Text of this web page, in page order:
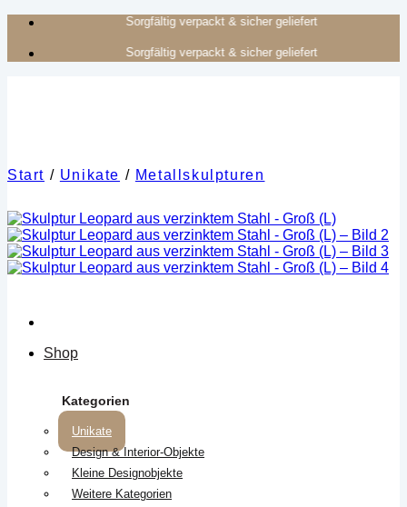
Zum
springen
Authentisches Kunsthandwerk aus Afrika
Authentisches Kunsthandwerk aus Afrika
Shop
Kategorien
Unikate
Design & Interior-Objekte
Kleine Designobjekte
Weitere Kategorien
Start / Unikate / Metallskulpturen